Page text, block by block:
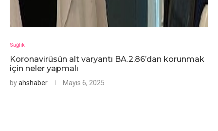
Sağlık
Koronavirüsün alt varyantı BA.2.86’dan korunmak
için neler yapmalı
byahshaber Mayıs 6, 2025